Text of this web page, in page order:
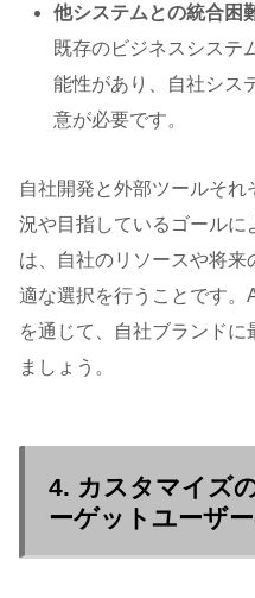
他システムとの統合困
既存のビジネスシステ
能性があり、自社シス
意が必要です。
自社開発と外部ツールそ
況や目指しているゴール
は、自社のリソースや将
適な選択を行うことです。
を通じて、自社ブランド
ましょう。
4. カスタマイズ
ーゲットユーザ